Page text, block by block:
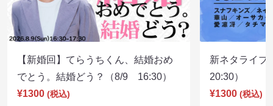
【新婚回】てらうちくん、結婚おめ
でとう。結婚どう？（8/9 16:30）
¥1300 (税込)
新ネタライ
20:30）
¥1300 (税込)